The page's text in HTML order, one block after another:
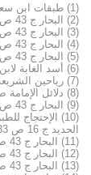
(1) طبقات ابن سعد ج 2 القسم 2 ص 85..
(2) البحار ج 43 ص 156..
(3) البحار ج 43 ص 157..
(4) البحار ج 43 ص 157..
(5) البحار ج 43 ص 177..
(6) أسد الغابة لابن الأثير ج 5 ص 524، طبقات ابن سعد ج2 القسم 2 ص 83..
(7) رياحين الشريعة ج 1 ص 25..
(8) دلائل الإمامة ص 45، البحار ج 43 ص 170..
(9) البحار ج 43 ص 211..
الحديد ج 16 ص 233، بلاغات النساء ص 19..
(11) البحار ج 43 ص 218..
(12) البحار ج 43 ص 198..
(13) البحار ج 43 ص 191..